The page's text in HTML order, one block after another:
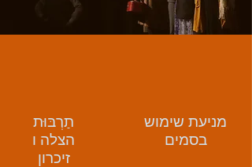
מניעת שימוש
בסמים
תַרְבּוּת
הצלה ו
זיכרון